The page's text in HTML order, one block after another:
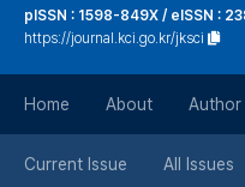
pISSN : 1598-849X / eISSN :
https://journal.kci.go.kr/jksci
Home About Author
Current Issue All Issues